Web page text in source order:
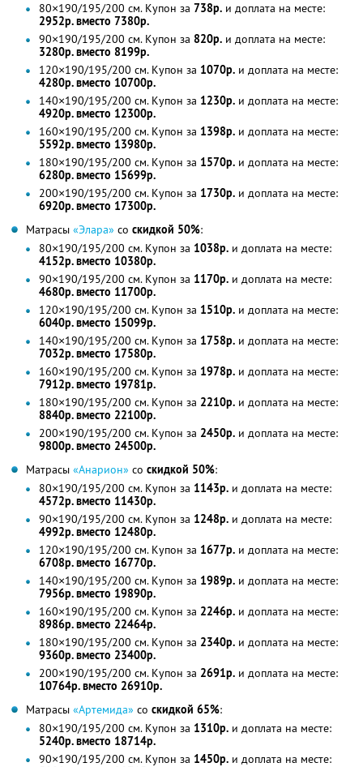
80×190/195/200 см. Купон за 738р. и доплата на месте:
2952р. вместо 7380р.
90×190/195/200 см. Купон за 820р. и доплата на месте:
3280р. вместо 8199р.
120×190/195/200 см. Купон за 1070р. и доплата на месте:
4280р. вместо 10700р.
140×190/195/200 см. Купон за 1230р. и доплата на месте:
4920р. вместо 12300р.
160×190/195/200 см. Купон за 1398р. и доплата на месте:
5592р. вместо 13980р.
180×190/195/200 см. Купон за 1570р. и доплата на месте:
6280р. вместо 15699р.
200×190/195/200 см. Купон за 1730р. и доплата на месте:
6920р. вместо 17300р.
Матрасы «Элара» со скидкой 50%:
80×190/195/200 см. Купон за 1038р. и доплата на месте:
4152р. вместо 10380р.
90×190/195/200 см. Купон за 1170р. и доплата на месте:
4680р. вместо 11700р.
120×190/195/200 см. Купон за 1510р. и доплата на месте:
6040р. вместо 15099р.
140×190/195/200 см. Купон за 1758р. и доплата на месте:
7032р. вместо 17580р.
160×190/195/200 см. Купон за 1978р. и доплата на месте:
7912р. вместо 19781р.
180×190/195/200 см. Купон за 2210р. и доплата на месте:
8840р. вместо 22100р.
200×190/195/200 см. Купон за 2450р. и доплата на месте:
9800р. вместо 24500р.
Матрасы «Анарион» со скидкой 50%:
80×190/195/200 см. Купон за 1143р. и доплата на месте:
4572р. вместо 11430р.
90×190/195/200 см. Купон за 1248р. и доплата на месте:
4992р. вместо 12480р.
120×190/195/200 см. Купон за 1677р. и доплата на месте:
6708р. вместо 16770р.
140×190/195/200 см. Купон за 1989р. и доплата на месте:
7956р. вместо 19890р.
160×190/195/200 см. Купон за 2246р. и доплата на месте:
8986р. вместо 22464р.
180×190/195/200 см. Купон за 2340р. и доплата на месте:
9360р. вместо 23400р.
200×190/195/200 см. Купон за 2691р. и доплата на месте:
10764р. вместо 26910р.
Матрасы «Артемида» со скидкой 65%:
80×190/195/200 см. Купон за 1310р. и доплата на месте:
5240р. вместо 18714р.
90×190/195/200 см. Купон за 1450р. и доплата на месте: